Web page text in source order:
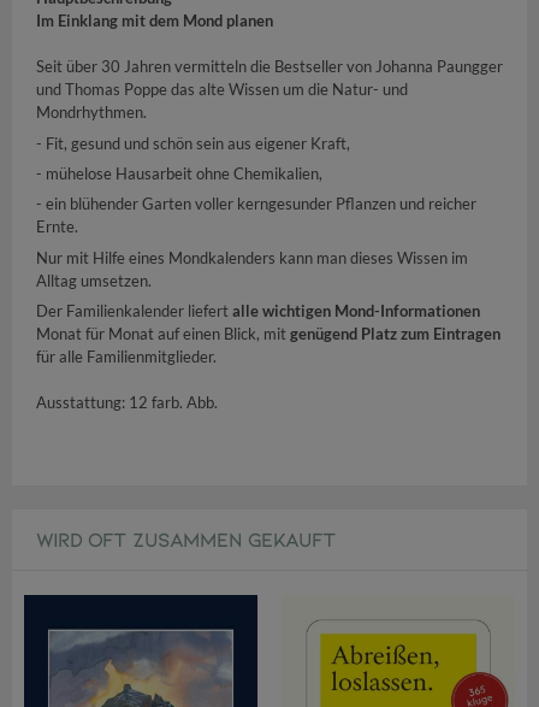
Im Einklang mit dem Mond planen
Seit über 30 Jahren vermitteln die Bestseller von Johanna Paungger
und Thomas Poppe das alte Wissen um die Natur- und
Mondrhythmen.
- Fit, gesund und schön sein aus eigener Kraft,
- mühelose Hausarbeit ohne Chemikalien,
- ein blühender Garten voller kerngesunder Pflanzen und reicher
Ernte.
Nur mit Hilfe eines Mondkalenders kann man dieses Wissen im
Alltag umsetzen.
Der Familienkalender liefertalle wichtigen Mond-Informationen
Monat für Monat auf einen Blick, mitgenügend Platz zum Eintragen
für alle Familienmitglieder.
Ausstattung: 12 farb. Abb.
WIRD OFT ZUSAMMEN GEKAUFT